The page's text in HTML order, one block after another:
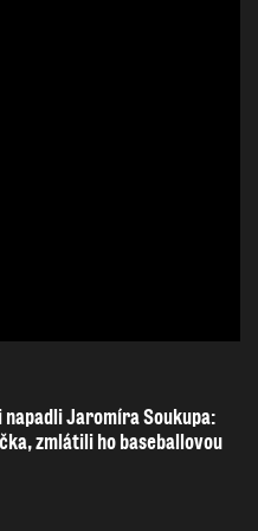
Jaromíra Soukupa:
zmlátili ho baseballovou